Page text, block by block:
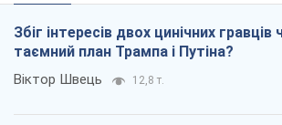
Збіг інтересів двох цинічних гравців
таємний план Трампа і Путіна?
Віктор Швець 12,8 т.